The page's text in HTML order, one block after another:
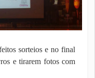
sorteios e no final
e tirarem fotos com